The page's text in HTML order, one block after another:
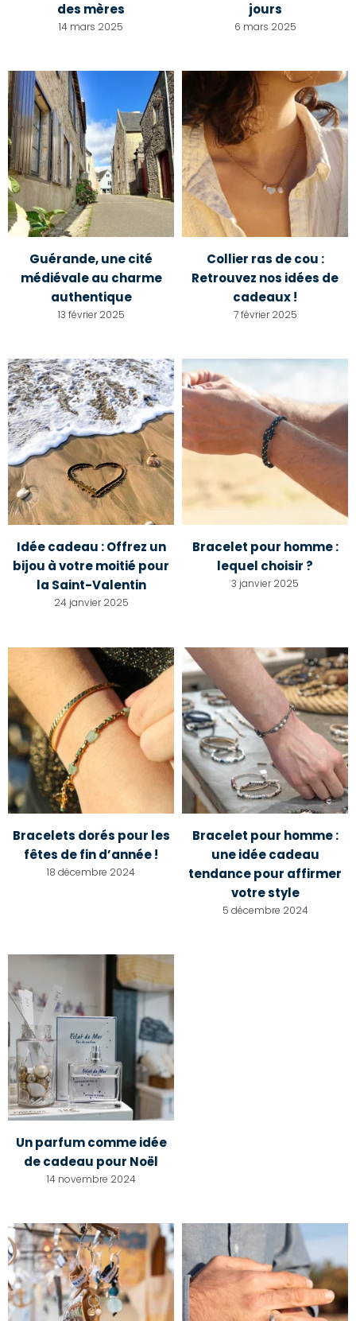
des mères
14 mars 2025
jours
6 mars 2025
Guérande, une cité
médiévale au charme
authentique
13 février 2025
Collier ras de cou :
Retrouvez nos idées de
cadeaux !
7 février 2025
Idée cadeau : Offrez un
bijou à votre moitié pour
la Saint-Valentin
24 janvier 2025
Bracelet pour homme :
lequel choisir ?
3 janvier 2025
Bracelets dorés pour les
fêtes de fin d’année !
18 décembre 2024
Bracelet pour homme :
une idée cadeau
tendance pour affirmer
votre style
5 décembre 2024
Un parfum comme idée
de cadeau pour Noël
14 novembre 2024